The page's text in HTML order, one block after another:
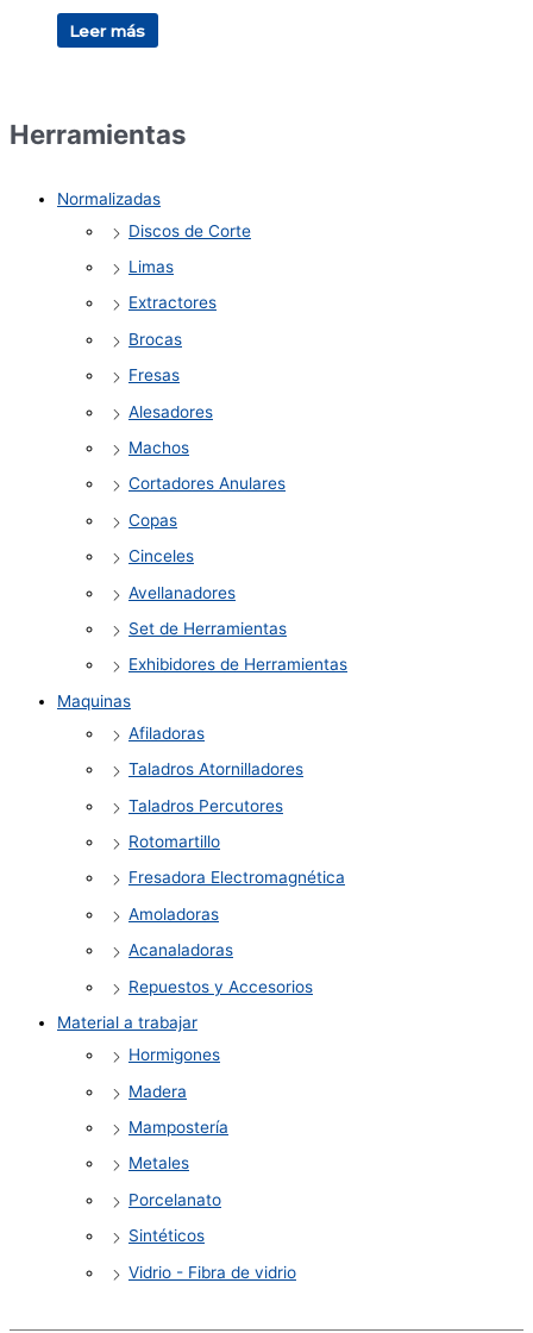
Leer más
Herramientas
Normalizadas
Discos de Corte
Limas
Extractores
Brocas
Fresas
Alesadores
Machos
Cortadores Anulares
Copas
Cinceles
Avellanadores
Set de Herramientas
Exhibidores de Herramientas
Maquinas
Afiladoras
Taladros Atornilladores
Taladros Percutores
Rotomartillo
Fresadora Electromagnética
Amoladoras
Acanaladoras
Repuestos y Accesorios
Material a trabajar
Hormigones
Madera
Mampostería
Metales
Porcelanato
Sintéticos
Vidrio - Fibra de vidrio